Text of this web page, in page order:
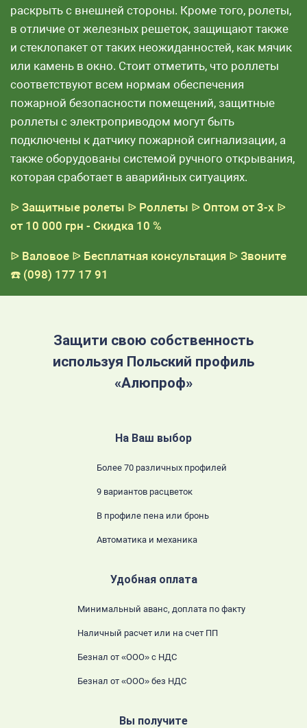
раскрыть с внешней стороны. Кроме того, ролеты,
в отличие от железных решеток, защищают также
и стеклопакет от таких неожиданностей, как мячик
или камень в окно. Стоит отметить, что роллеты
соответствуют всем нормам обеспечения
пожарной безопасности помещений, защитные
роллеты с электроприводом могут быть
подключены к датчику пожарной сигнализации, а
также оборудованы системой ручного открывания,
которая сработает в аварийных ситуациях.
ᐉ Защитные ролеты ᐉ Роллеты ᐉ Оптом от 3-х ᐉ
от 10 000 грн - Скидка 10 %
ᐉ Валовое ᐉ Бесплатная консультация ᐉ Звоните
☎️ (098) 177 17 91
Защити свою собственность
используя Польский профиль
«Алюпроф»
На Ваш выбор
Более 70 различных профилей
9 вариантов расцветок
В профиле пена или бронь
Автоматика и механика
Удобная оплата
Минимальный аванс, доплата по факту
Наличный расчет или на счет ПП
Безнал от «ООО» с НДС
Безнал от «ООО» без НДС
Вы получите